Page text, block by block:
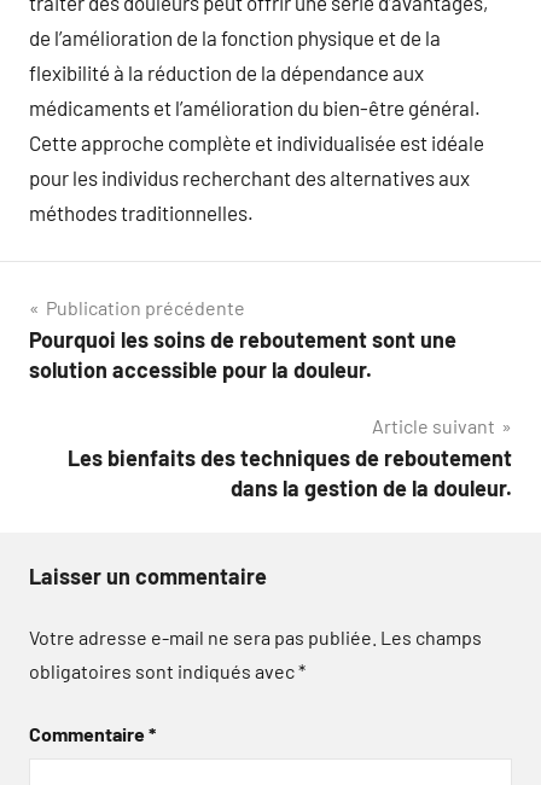
de l’amélioration de la fonction physique et de la
flexibilité à la réduction de la dépendance aux
médicaments et l’amélioration du bien-être général.
Cette approche complète et individualisée est idéale
pour les individus recherchant des alternatives aux
méthodes traditionnelles.
Navigation
de
Publication précédente
Pourquoi les soins de reboutement sont une
solution accessible pour la douleur.
Article suivant
Les bienfaits des techniques de reboutement
dans la gestion de la douleur.
Laisser un commentaire
Votre adresse e-mail ne sera pas publiée. Les champs
obligatoires sont indiqués avec*
Commentaire*